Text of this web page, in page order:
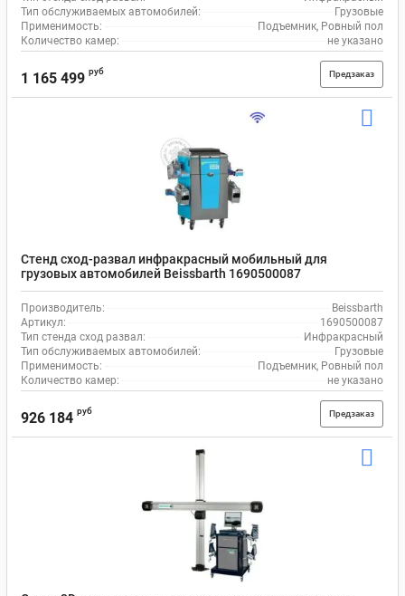
Тип обслуживаемых автомобилей:
Грузовые
Применимость:
Подъемник, Ровный пол
Количество камер:
не указано
1 165 499 руб Предзаказ
Стенд сход-развал инфракрасный мобильный для
грузовых автомобилей Beissbarth 1690500087
Производитель:
Beissbarth
Артикул:
1690500087
Тип стенда сход развал:
Инфракрасный
Тип обслуживаемых автомобилей:
Грузовые
Применимость:
Подъемник, Ровный пол
Количество камер:
не указано
926 184 руб Предзаказ